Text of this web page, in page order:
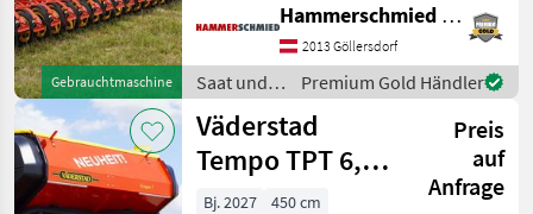
Gebrauchtmaschine
Fahrgassenschaltung,
Fahrwerk, hydr.
Saatmengenverstellung,
hydr.
Schardruckverstellung,
Spurlockerer Väderstad
Sämaschine I
Hammerschmied GmbH
2013 Göllersdorf
Saat und
Pflege /
Väderstad
Premium Gold Händler
Väderstad
Tempo TPT 6,
Gen. II
Preis
auf
Anfrage
Bj. 2027
450 cm